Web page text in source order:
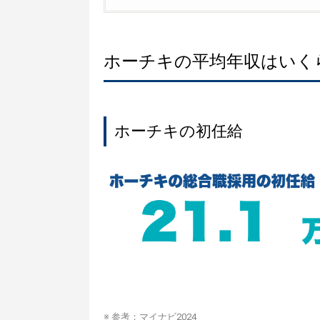
ホーチキの平均年収はいく
ホーチキの初任給
※ 参考： マイナビ2024